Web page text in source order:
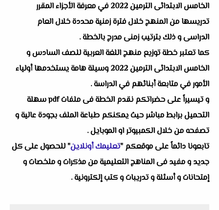
الخامس الابتدائى الترمين 2022 في معرفة الأجزاء المقرر
تدريسها من المنهج خلال فترة زمنية محددة خلال العام
الدراسى و ذلك بترتيب زمنى مدرج بالخطة .
كما تعتبر خطة توزيع منهج اللغة العربية للصف السادس و
الخامس الابتدائى الترمين 2022 وسيلة هامة يستخدمها أولياء
الأمور في متابعة أبنائهم في الدراسة .
و تيسيراً على حضراتكم نقدم الخطة فى ملفات pdf سهلة
التحميل برابط مباشر حيث يمكنكم طباعة الملف بجودة عالية و
تصفحه من خلال الكمبيوتر او الموبايل .
تابعونا دائماً على موقعكم "تعليمك أونلاين" للحصول على كل
جديد و مفيد فى المناهج التعليمية من مذكرات و ملخصات و
إمتحانات و أسئلة و تدريبات و كتب إلكترونية .